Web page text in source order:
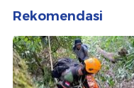
Rekomendasi